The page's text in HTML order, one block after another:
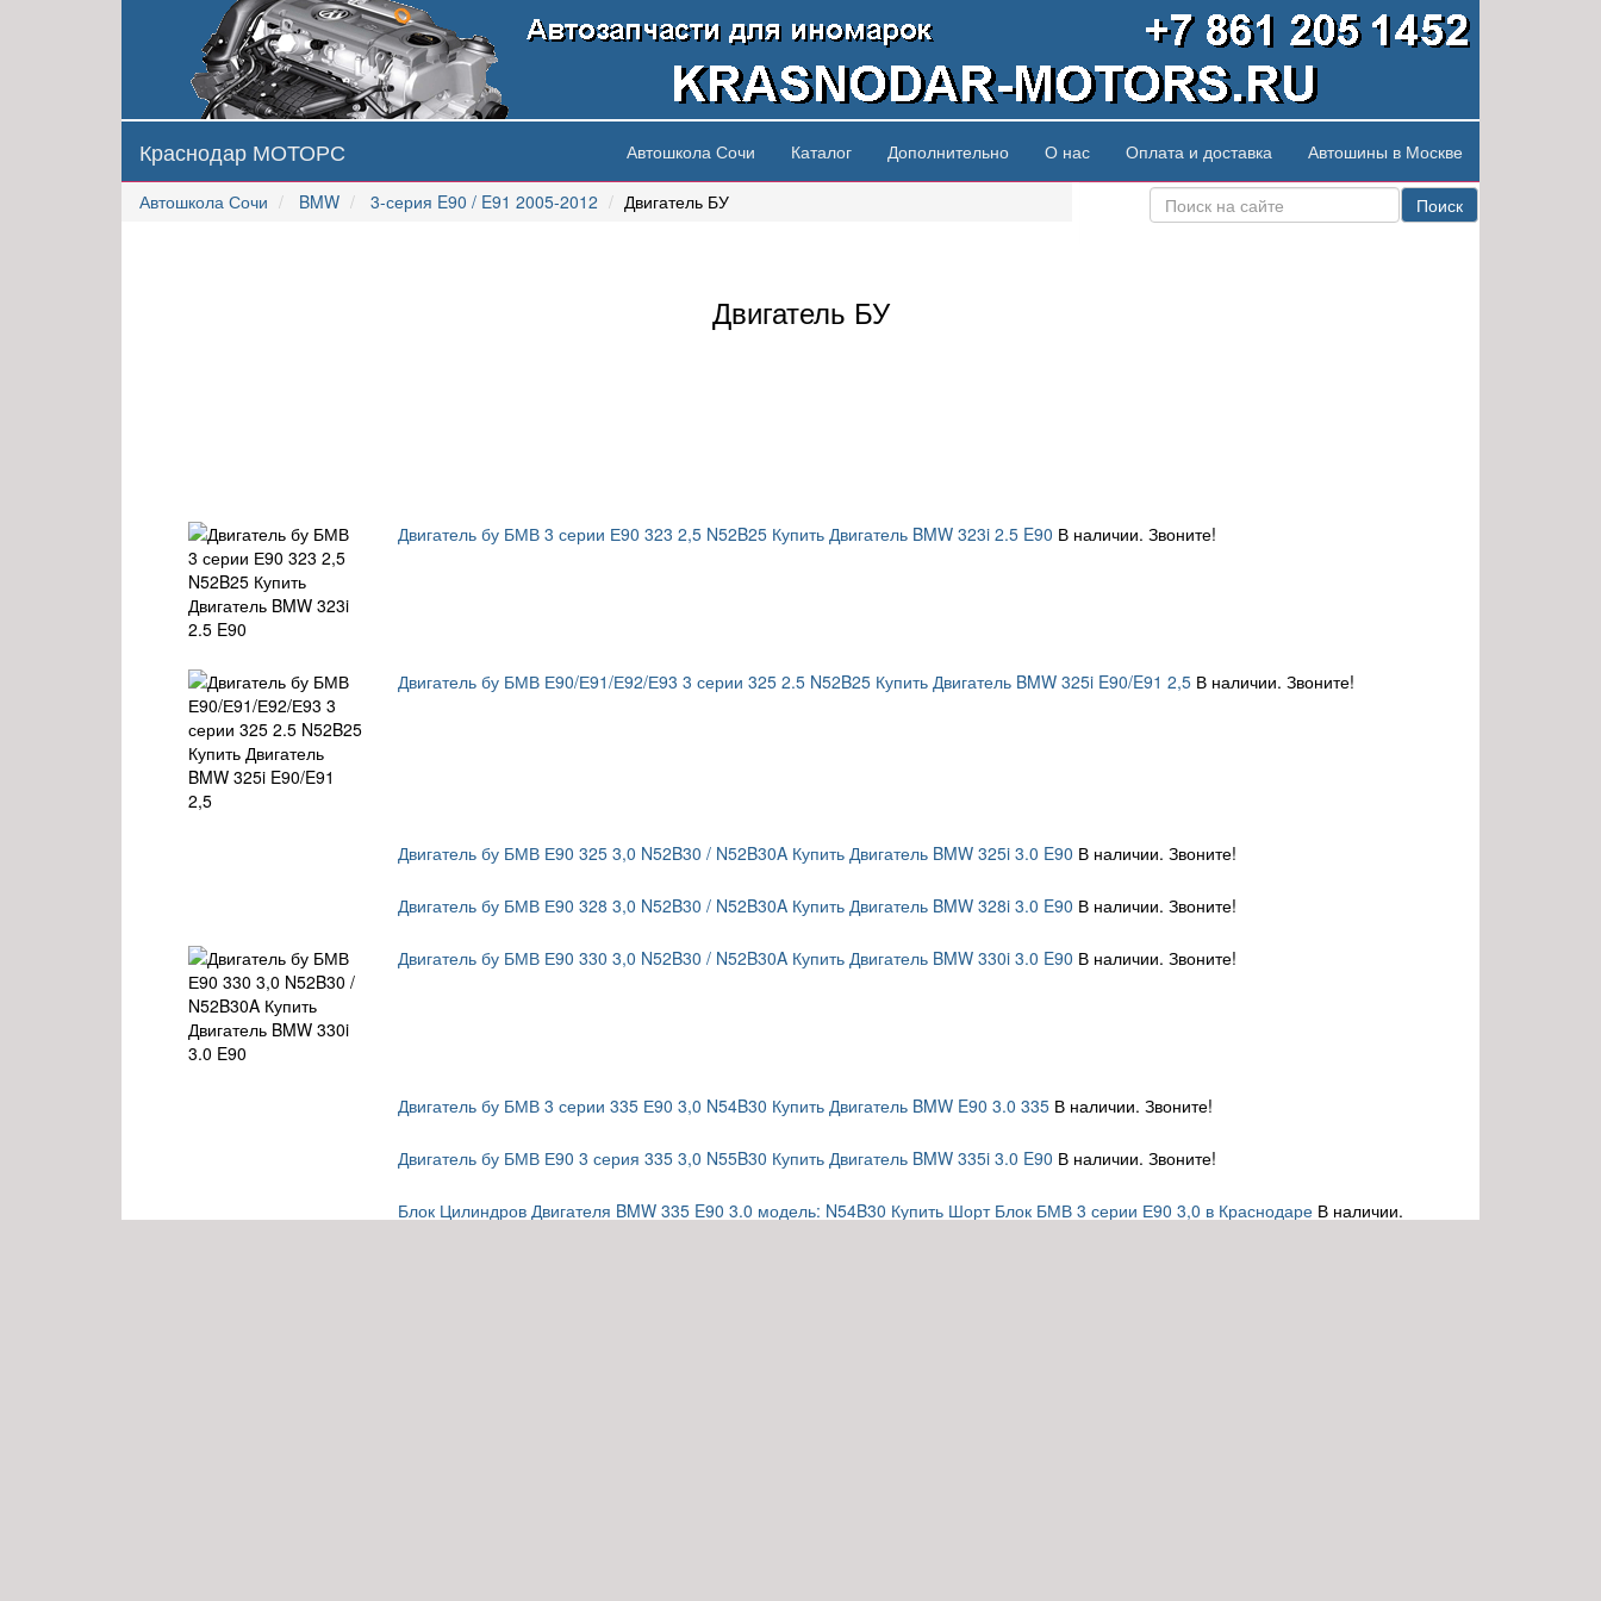
Краснодар МОТОРС Автошкола Сочи Каталог Дополнительно О нас Оплата и доставка Автошины в Москве
Автошкола Сочи BMW 3-серия E90 / E91 2005-2012 Двигатель БУ Поиск
Двигатель БУ
Двигатель бу БМВ 3 серии Е90 323 2,5 N52B25 Купить Двигатель BMW 323i 2.5 E90 В наличии. Звоните!
Двигатель бу БМВ Е90/Е91/Е92/Е93 3 серии 325 2.5 N52B25 Купить Двигатель BMW 325i E90/E91 2,5 В наличии. Звоните!
Двигатель бу БМВ Е90 325 3,0 N52B30 / N52B30A Купить Двигатель BMW 325i 3.0 E90 В наличии. Звоните!
Двигатель бу БМВ Е90 328 3,0 N52B30 / N52B30A Купить Двигатель BMW 328i 3.0 E90 В наличии. Звоните!
Двигатель бу БМВ Е90 330 3,0 N52B30 / N52B30A Купить Двигатель BMW 330i 3.0 E90 В наличии. Звоните!
Двигатель бу БМВ 3 серии 335 Е90 3,0 N54B30 Купить Двигатель BMW E90 3.0 335 В наличии. Звоните!
Двигатель бу БМВ Е90 3 серия 335 3,0 N55B30 Купить Двигатель BMW 335i 3.0 E90 В наличии. Звоните!
Блок Цилиндров Двигателя BMW 335 E90 3.0 модель: N54B30 Купить Шорт Блок БМВ 3 серии Е90 3,0 в Краснодаре В наличии.